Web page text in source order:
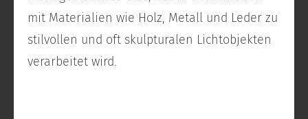
mit Materialien wie Holz, Metall und Leder zu
stilvollen und oft skulpturalen Lichtobjekten
verarbeitet wird.